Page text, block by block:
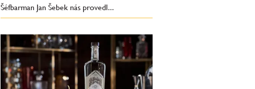
Šéfbarman Jan Šebek nás provedl...